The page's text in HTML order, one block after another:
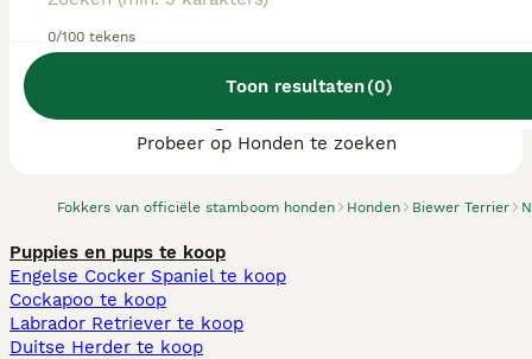
0/100 tekens
Toon resultaten(0)
Fokkers van officiële stamboom honden Honden Biewer Terrier
We hebben 0 Biewer Terrier fokkers, Asten
gevonden.
Probeer op Honden te zoeken
Puppies en pups te koop
Engelse Cocker Spaniel te koop
Cockapoo te koop
Labrador Retriever te koop
Duitse Herder te koop